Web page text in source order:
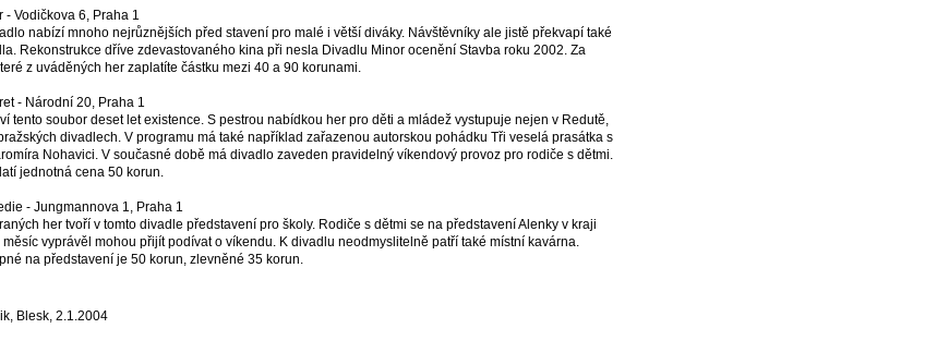
- Vodičkova 6, Praha 1
nabízí mnoho nejrůznějších před stavení pro malé i větší diváky. Návštěvníky ale jistě překvapí také
Rekonstrukce dříve zdevastovaného kina při nesla Divadlu Minor ocenění Stavba roku 2002. Za
z uváděných her zaplatíte částku mezi 40 a 90 korunami.
- Národní 20, Praha 1
tento soubor deset let existence. S pestrou nabídkou her pro děti a mládež vystupuje nejen v Redutě,
divadlech. V programu má také například zařazenou autorskou pohádku Tři veselá prasátka s
Nohavici. V současné době má divadlo zaveden pravidelný víkendový provoz pro rodiče s dětmi.
jednotná cena 50 korun.
- Jungmannova 1, Praha 1
her tvoří v tomto divadle představení pro školy. Rodiče s dětmi se na představení Alenky v kraji
vyprávěl mohou přijít podívat o víkendu. K divadlu neodmyslitelně patří také místní kavárna.
na představení je 50 korun, zlevněné 35 korun.
Blesk, 2.1.2004